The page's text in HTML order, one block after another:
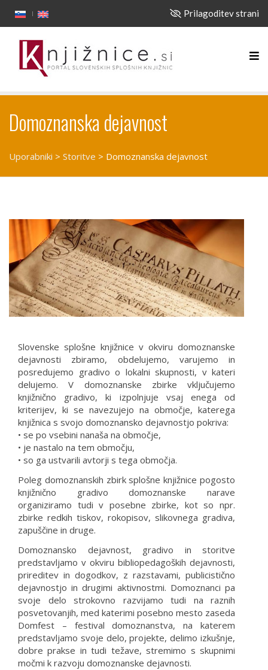
Prilagoditev strani
Domoznanska dejavnost
Uporabniki > Storitve > Domoznanska dejavnost
Slovenske splošne knjižnice v okviru domoznanske
dejavnosti zbiramo, obdelujemo, varujemo in
posredujemo gradivo o lokalni skupnosti, v kateri
delujemo. V domoznanske zbirke vključujemo
knjižnično gradivo, ki izpolnjuje vsaj enega od
kriterijev, ki se navezujejo na območje, katerega
knjižnica s svojo domoznansko dejavnostjo pokriva:
• se po vsebini nanaša na območje,
• je nastalo na tem območju,
• so ga ustvarili avtorji s tega območja.
Poleg domoznanskih zbirk splošne knjižnice pogosto
knjižnično gradivo domoznanske narave
organiziramo tudi v posebne zbirke, kot so npr.
zbirke redkih tiskov, rokopisov, slikovnega gradiva,
zapuščine in druge.
Domoznansko dejavnost, gradivo in storitve
predstavljamo v okviru bibliopedagoških dejavnosti,
prireditev in dogodkov, z razstavami, publicistično
dejavnostjo in drugimi aktivnostmi. Domoznanci pa
svoje delo strokovno razvijamo tudi na raznih
posvetovanjih, med katerimi posebno mesto zaseda
Domfest – festival domoznanstva, na katerem
predstavljamo svoje delo, projekte, delimo izkušnje,
dobre prakse in tudi težave, stremimo s skupnimi
močmi k razvoju domoznanske dejavnosti.